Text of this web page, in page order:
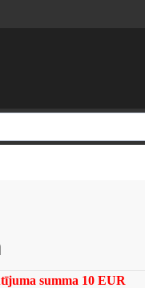
summa 10 EUR